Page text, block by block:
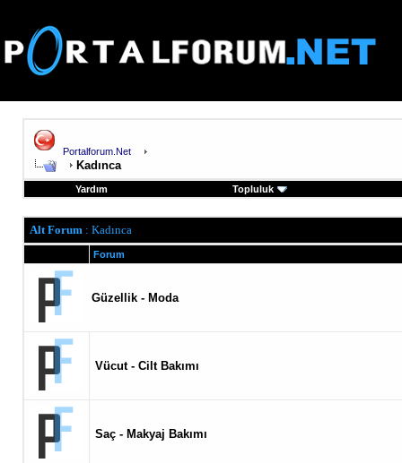
Portalforum.Net
Kadınca
Yardım Topluluk
Alt Forum : Kadınca
Forum
Güzellik - Moda
Vücut - Cilt Bakımı
Saç - Makyaj Bakımı